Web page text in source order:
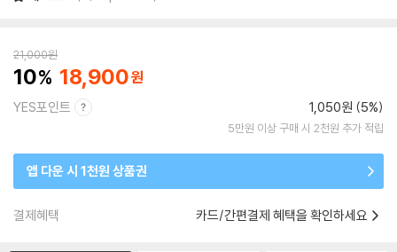
21,000원
10 18,900
YES포인트 1,050원 (5%)
5만원 이상 구매 시 2천원 추가 적립
앱 다운 시 1천원 상품권
결제혜택 카드/간편결제 혜택을 확인하세요